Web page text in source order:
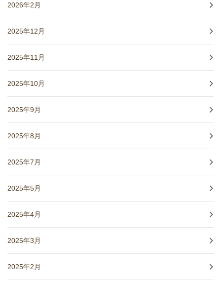
2026年2月
2025年12月
2025年11月
2025年10月
2025年9月
2025年8月
2025年7月
2025年5月
2025年4月
2025年3月
2025年2月